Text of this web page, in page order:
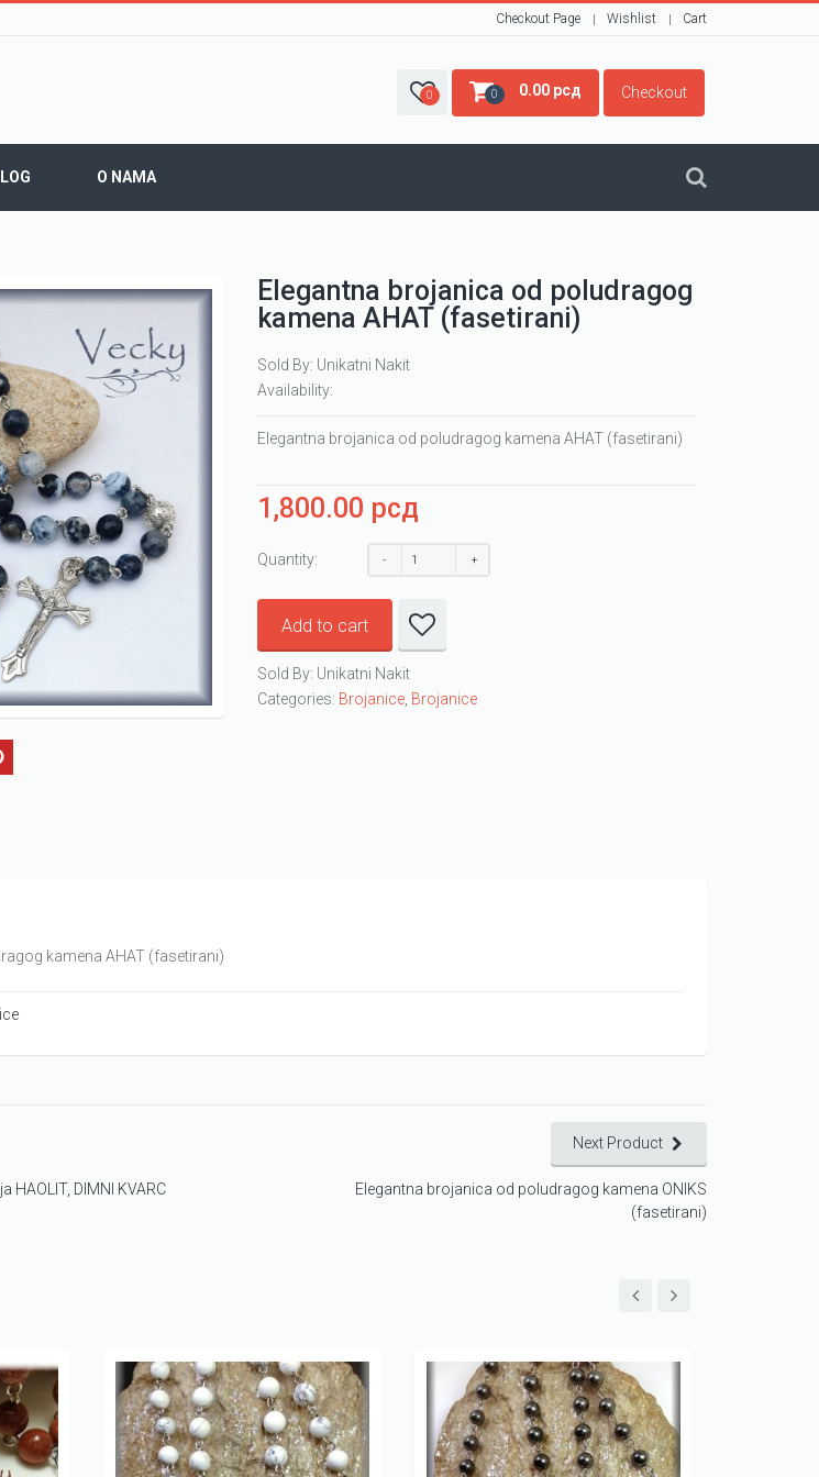
Checkout Page Wishlist Cart
0 0 0.00 рсд Checkout
O NAMA
Elegantna brojanica od poludragog
kamena AHAT (fasetirani)
Sold By: Unikatni Nakit
Availability:
Elegantna brojanica od poludragog kamena AHAT (fasetirani)
1,800.00 рсд
Quantity:
Add to cart
Sold By: Unikatni Nakit
Categories: Brojanice Brojanice
kamena AHAT (fasetirani)
DIMNI KVARC
Next Product
Elegantna brojanica od poludragog kamena ONIKS
(fasetirani)